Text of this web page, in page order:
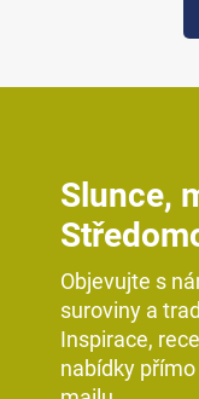
Slunce,
Objevujte s
suroviny a
Inspirace,
nabídky